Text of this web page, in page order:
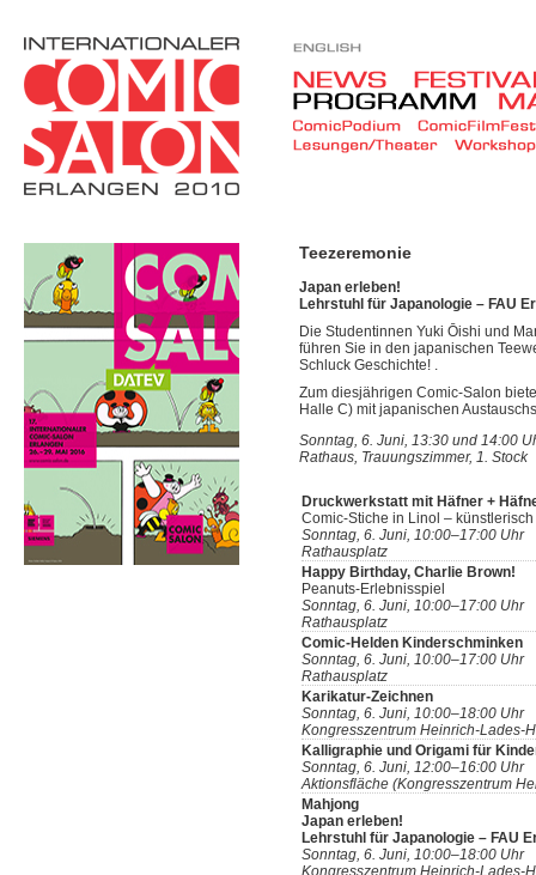
Teezeremonie
Japan erleben!
Lehrstuhl für Japanologie – FAU
Die Studentinnen Yuki Ōishi und
führen Sie in den japanischen
Schluck Geschichte! .
Zum diesjährigen Comic-Salon
Halle C) mit japanischen
Sonntag, 6. Juni, 13:30 und 14:00
Rathaus, Trauungszimmer, 1. Stock
Druckwerkstatt mit Häfner +
Comic-Stiche in Linol –
Sonntag, 6. Juni, 10:00–17:00 Uhr
Rathausplatz
Happy Birthday, Charlie Brown!
Peanuts-Erlebnisspiel
Sonntag, 6. Juni, 10:00–17:00 Uhr
Rathausplatz
Comic-Helden Kinderschminken
Sonntag, 6. Juni, 10:00–17:00 Uhr
Rathausplatz
Karikatur-Zeichnen
Sonntag, 6. Juni, 10:00–18:00 Uhr
Kongresszentrum Heinrich-Lades-
Kalligraphie und Origami für
Sonntag, 6. Juni, 12:00–16:00 Uhr
Aktionsfläche (Kongresszentrum
Mahjong
Japan erleben!
Lehrstuhl für Japanologie – FAU
Sonntag, 6. Juni, 10:00–18:00 Uhr
Kongresszentrum Heinrich-Lades-